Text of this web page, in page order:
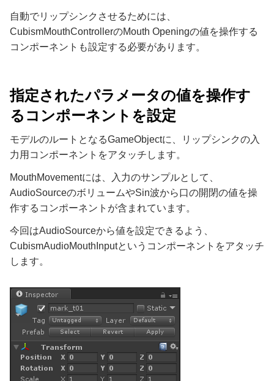
自動でリップシンクさせるためには、
CubismMouthControllerのMouth Openingの値を操作する
コンポーネントも設定する必要があります。
指定されたパラメータの値を操作す
るコンポーネントを設定
モデルのルートとなるGameObjectに、リップシンクの入
力用コンポーネントをアタッチします。
MouthMovementには、入力のサンプルとして、
AudioSourceのボリュームやSin波から口の開閉の値を操
作するコンポーネントが含まれています。
今回はAudioSourceから値を設定できるよう、
CubismAudioMouthInputというコンポーネントをアタッチ
します。